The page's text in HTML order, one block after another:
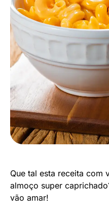
Que tal esta receita com
almoço super
vão amar!